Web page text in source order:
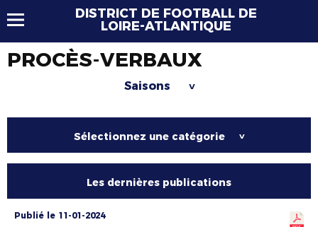
DISTRICT DE FOOTBALL DE
LOIRE-ATLANTIQUE
PROCÈS-VERBAUX
Saisons >
Sélectionnez une catégorie >
Les dernières publications
Publié le 11-01-2024